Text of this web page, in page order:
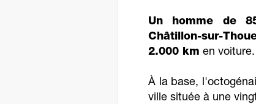
Un homme de
Châtillon-sur-
2.000 km en voiture.
À la base,
ville située à une